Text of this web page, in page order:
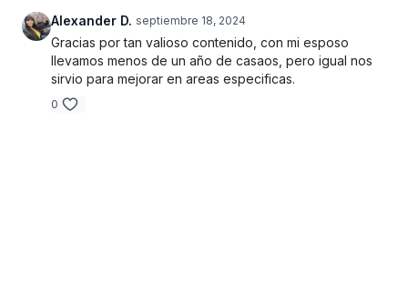
Alexander D. septiembre 18, 2024
Gracias por tan valioso contenido, con mi esposo
llevamos menos de un año de casaos, pero igual nos
sirvio para mejorar en areas especificas.
0